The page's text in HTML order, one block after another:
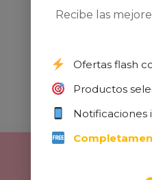
Recibe las
Ofertas flash
Productos
Notificaciones